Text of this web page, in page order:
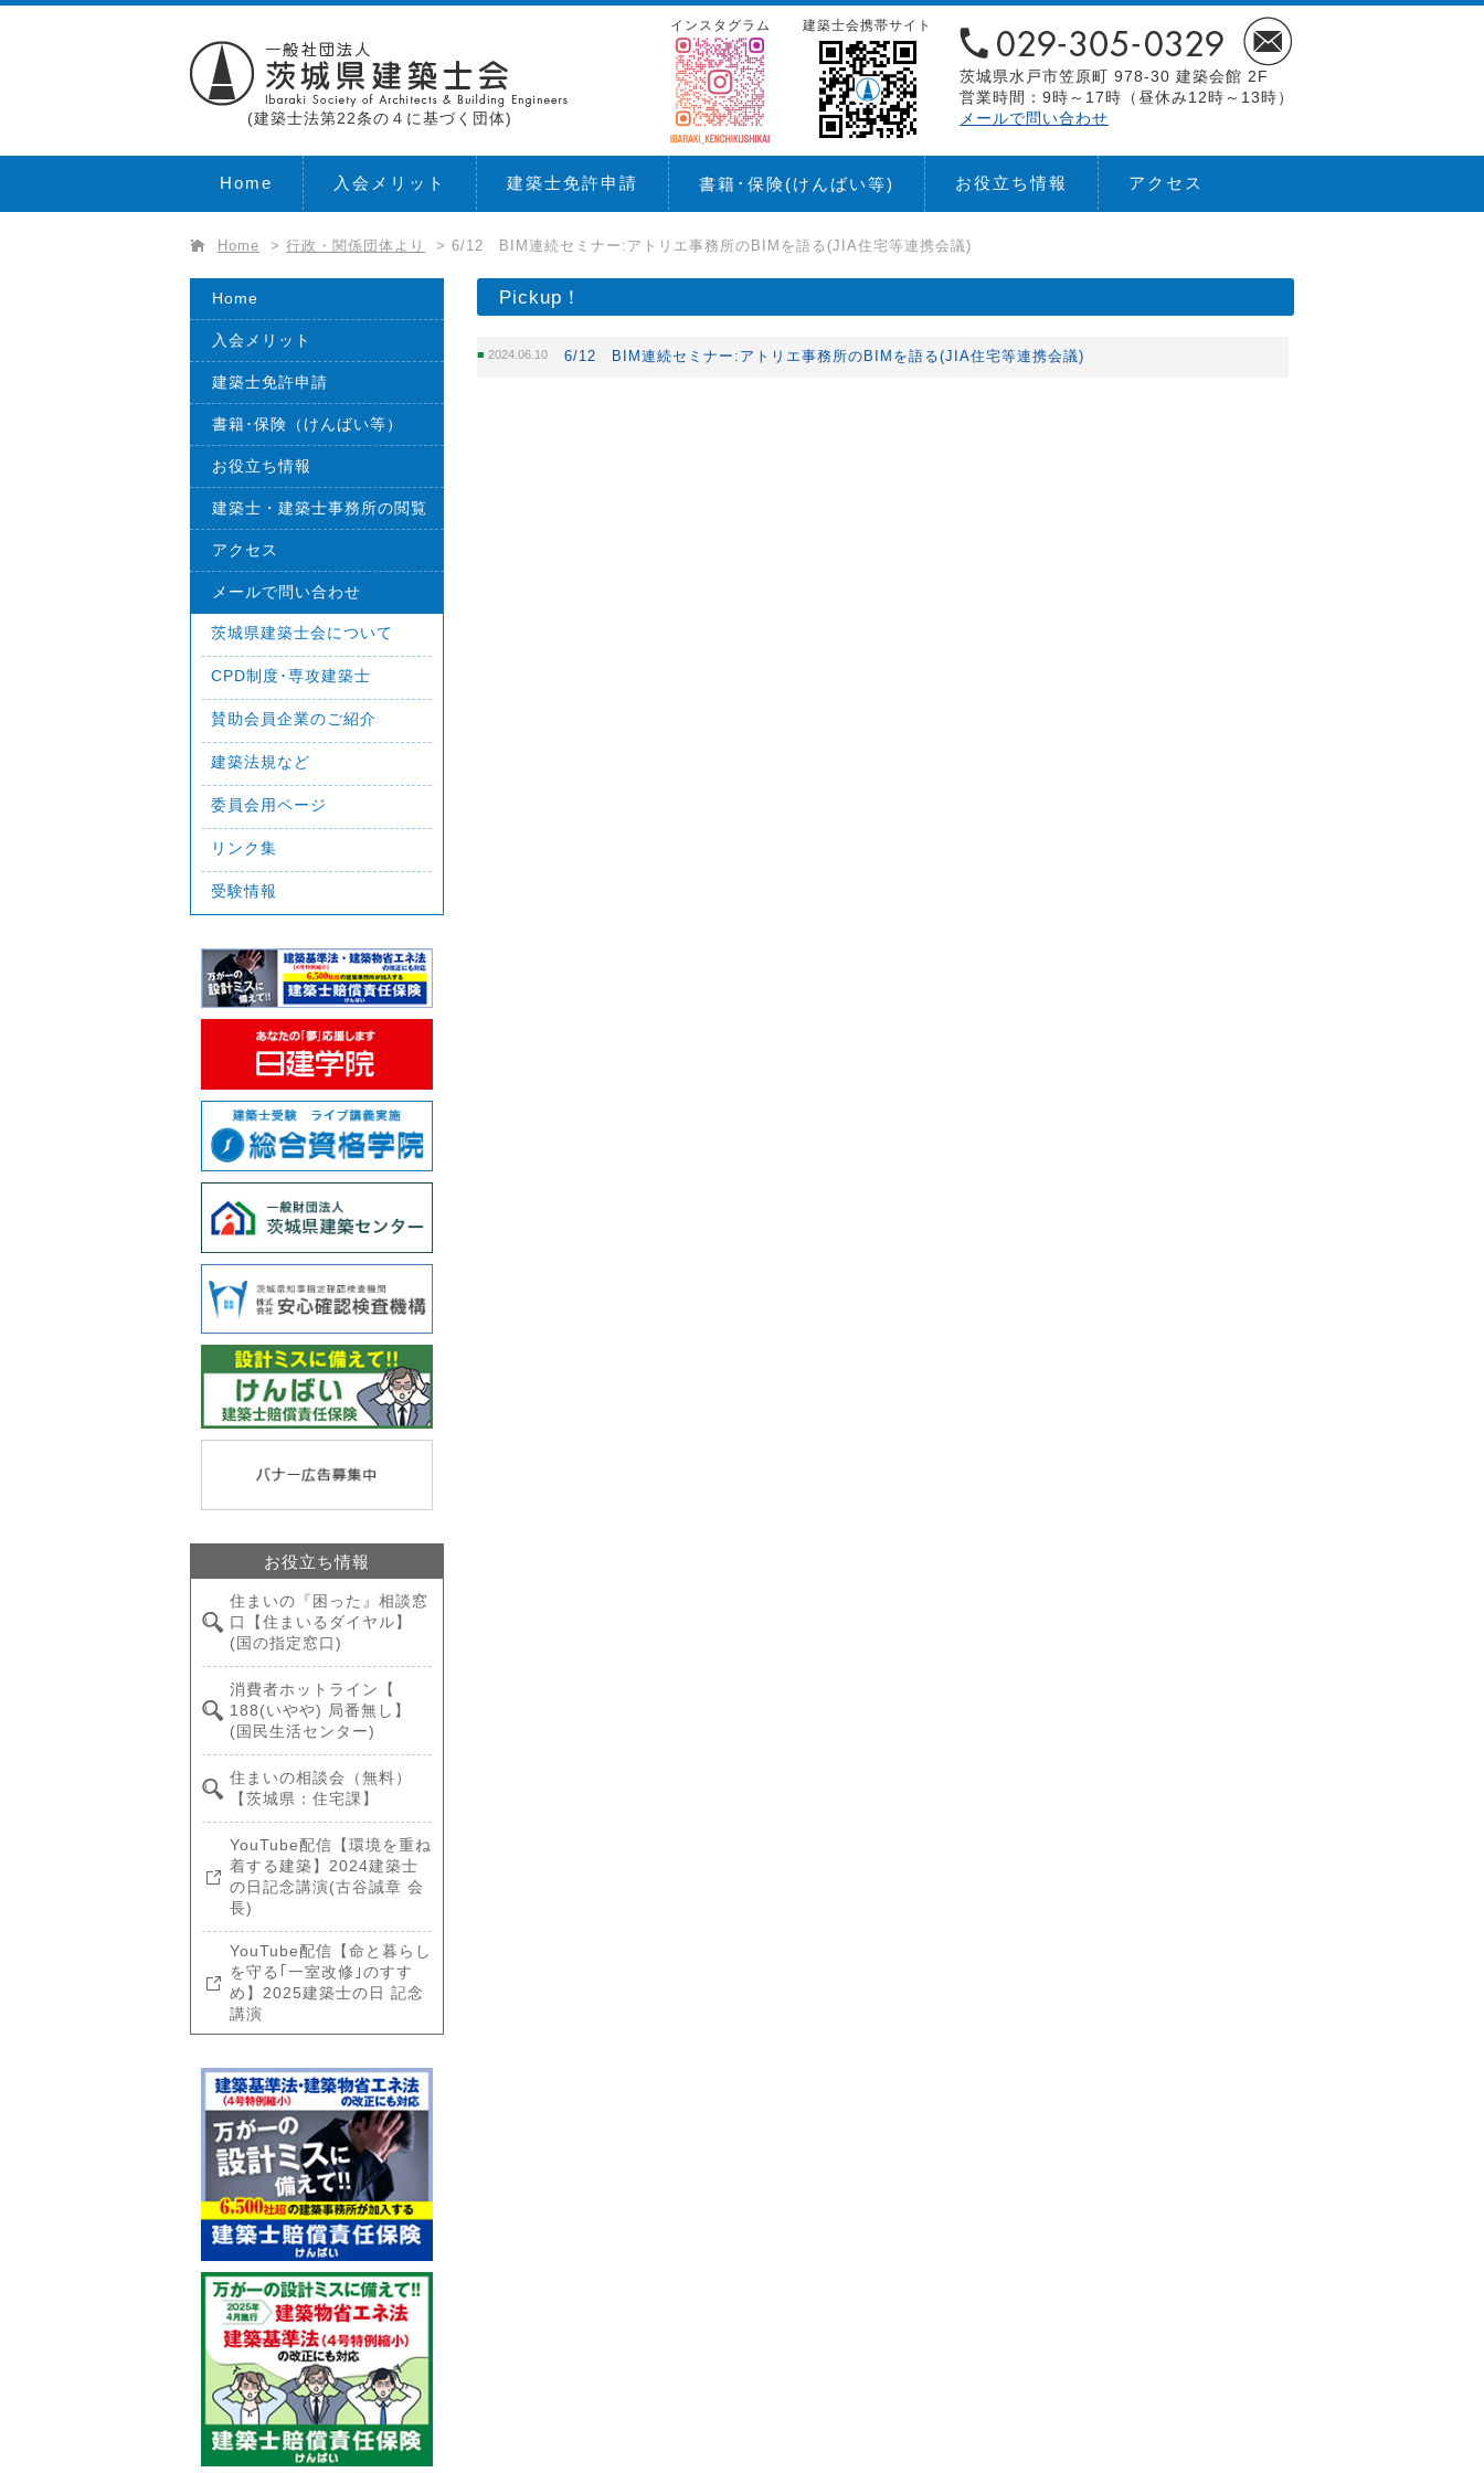
(建築士法第22条の４に基づく団体)
茨城県水戸市笠原町 978-30 建築会館 2F
営業時間：9時～17時（昼休み12時～13時）
メールで問い合わせ
建築士会携帯サイト
インスタグラム
Home 入会メリット 建築士免許申請 書籍･保険(けんばい等) お役立ち情報 アクセス
Home > 行政・関係団体より > 6/12 BIM連続セミナー:アトリエ事務所のBIMを語る(JIA住宅等連携会議)
Pickup！
2024.06.10 6/12 BIM連続セミナー:アトリエ事務所のBIMを語る(JIA住宅等連携会議)
Home
入会メリット
建築士免許申請
書籍･保険（けんばい等）
お役立ち情報
建築士・建築士事務所の閲覧
アクセス
メールで問い合わせ
茨城県建築士会について
CPD制度･専攻建築士
賛助会員企業のご紹介
建築法規など
委員会用ページ
リンク集
受験情報
お役立ち情報
住まいの『困った』相談窓
口【住まいるダイヤル】
(国の指定窓口)
消費者ホットライン【
188(いやや) 局番無し】
(国民生活センター)
住まいの相談会（無料）
【茨城県：住宅課】
YouTube配信【環境を重ね
着する建築】2024建築士
の日記念講演(古谷誠章 会
長)
YouTube配信【命と暮らし
を守る｢一室改修｣のすす
め】2025建築士の日 記念
講演